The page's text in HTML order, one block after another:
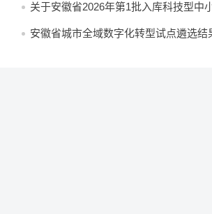
关于安徽省2026年第1批入库科技型中
安徽省城市全域数字化转型试点遴选结